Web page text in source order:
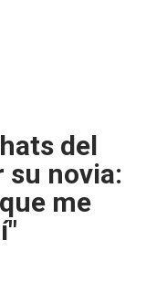
del
su novia:
me